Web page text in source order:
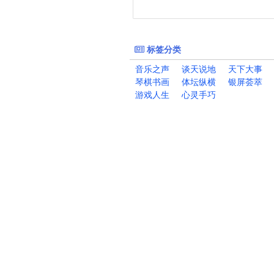
标签分类
音乐之声
谈天说地 天下大事
琴棋书画
体坛纵横 银屏荟萃
游戏人生
心灵手巧